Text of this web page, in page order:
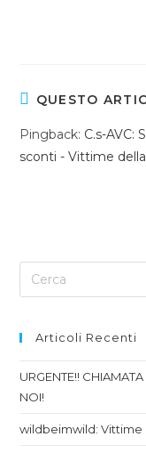
QUESTO
Pingback: C.s-AVC:
sconti - Vittime
Articoli Recenti
URGENTE!!
NOI!
wildbeimwild: Vittime